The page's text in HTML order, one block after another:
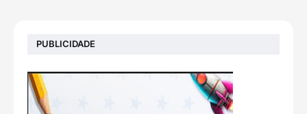
PUBLICIDADE